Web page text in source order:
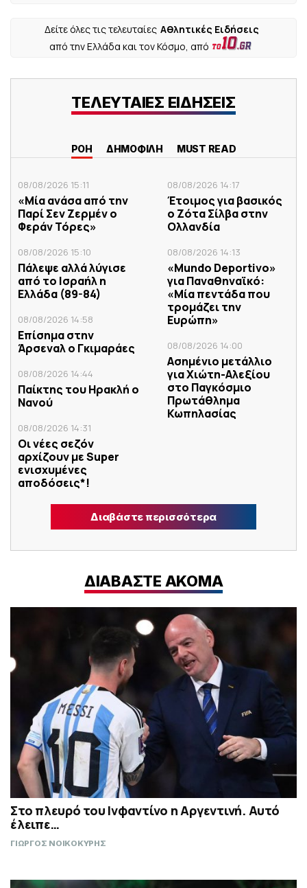
Δείτε όλες τις τελευταίες Αθλητικές Ειδήσεις
από την Ελλάδα και τον Κόσμο, από
ΤΕΛΕΥΤΑΙΕΣ ΕΙΔΗΣΕΙΣ
ΡΟΗ ΔΗΜΟΦΙΛΗ MUST READ
08/08/2026 15:11
«Μία ανάσα από την
Παρί Σεν Ζερμέν ο
Φεράν Τόρες»
08/08/2026 15:10
Πάλεψε αλλά λύγισε
από το Ισραήλ η
Ελλάδα (89-84)
08/08/2026 14:58
Επίσημα στην
Άρσεναλ ο Γκιμαράες
08/08/2026 14:44
Παίκτης του Ηρακλή ο
Νανού
08/08/2026 14:31
Οι νέες σεζόν
αρχίζουν με Super
ενισχυμένες
αποδόσεις*!
08/08/2026 14:17
Έτοιμος για βασικός
ο Ζότα Σίλβα στην
Ολλανδία
08/08/2026 14:13
«Mundo Deportivo»
για Παναθηναϊκό:
«Μία πεντάδα που
τρομάζει την
Ευρώπη»
08/08/2026 14:00
Ασημένιο μετάλλιο
για Χιώτη-Αλεξίου
στο Παγκόσμιο
Πρωτάθλημα
Κωπηλασίας
Διαβάστε περισσότερα
ΔΙΑΒΑΣΤΕ ΑΚΟΜΑ
Στο πλευρό του Ινφαντίνο η Αργεντινή. Αυτό
έλειπε…
ΓΙΩΡΓΟΣ ΝΟΙΚΟΚΥΡΗΣ